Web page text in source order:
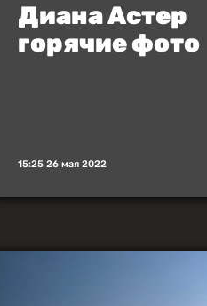
Диана Астер
горячие фото
15:25 26 мая 2022